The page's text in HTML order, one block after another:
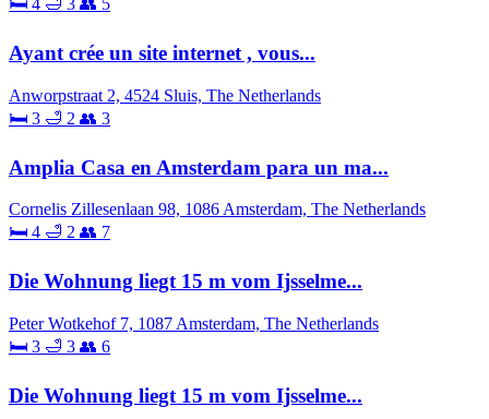
🛏 4 🛁 3 👥 5
Ayant crée un site internet , vous...
Anworpstraat 2, 4524 Sluis, The Netherlands
🛏 3 🛁 2 👥 3
Amplia Casa en Amsterdam para un ma...
Cornelis Zillesenlaan 98, 1086 Amsterdam, The Netherlands
🛏 4 🛁 2 👥 7
Die Wohnung liegt 15 m vom Ijsselme...
Peter Wotkehof 7, 1087 Amsterdam, The Netherlands
🛏 3 🛁 3 👥 6
Die Wohnung liegt 15 m vom Ijsselme...